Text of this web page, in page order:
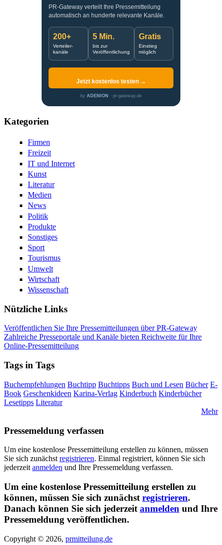
PR-Gateway verteilt Ihre Pressemitteilung
automatisch an hunderte relevante Kanäle.
200+
Verteiler-
kanäle
5 Min.
bis zur
Veröffentlichung
Gratis
Einstieg
möglich
Jetzt kostenlos testen →
by ADENION · pr-gateway.de
Kategorien
Firmen
Freizeit
IT und Internet
Kunst
Literatur
Medien
News
Politik
Produkte
Sonstiges
Sport
Tourismus
Umwelt
Wirtschaft
Wissenschaft
Nützliche Links
Veröffentlichen Sie Ihre Pressemitteilungen über PR-Gateway
Zahlreiche Presseportale und Kanäle bieten Reichweite für Ihre
Online-Pressemitteilung
Tags in Tags
Buchempfehlungen Buchtipp Buchtipps Buch und Lesen Bücher E-
Book Geschenkideen Karina-Verlag Kinderbuch Kinderbücher
Lesetipps Literatur
Mehr
Pressemeldung verfassen
Um eine kostenlose Pressemitteilung erstellen zu können, müssen
Sie sich zunächst registrieren. Einmal registriert, können Sie sich
jederzeit anmelden und Ihre Pressemeldung verfassen.
Um eine kostenlose Pressemitteilung erstellen zu
können, müssen Sie sich zunächst registrieren.
Danach können Sie sich jederzeit anmelden und Ihre
Pressemeldung veröffentlichen.
Copyright © 2026, prmitteilung.de